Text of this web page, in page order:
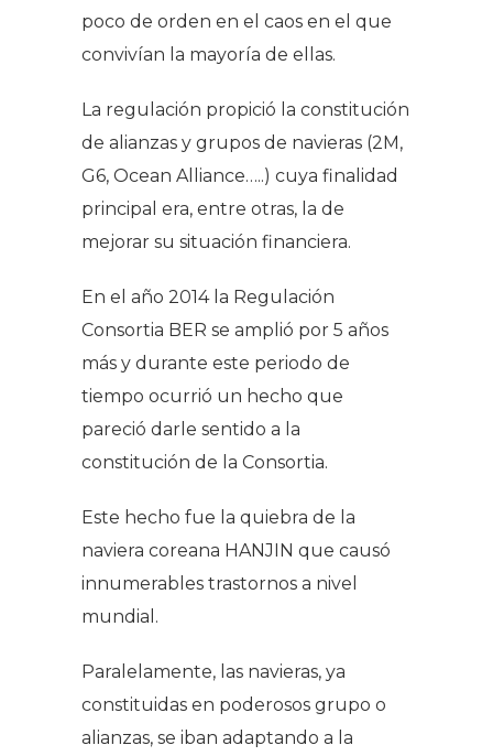
poco de orden en el caos en el que
convivían la mayoría de ellas.
La regulación propició la constitución
de alianzas y grupos de navieras (2M,
G6, Ocean Alliance…..) cuya finalidad
principal era, entre otras, la de
mejorar su situación financiera.
En el año 2014 la Regulación
Consortia BER se amplió por 5 años
más y durante este periodo de
tiempo ocurrió un hecho que
pareció darle sentido a la
constitución de la Consortia.
Este hecho fue la quiebra de la
naviera coreana HANJIN que causó
innumerables trastornos a nivel
mundial.
Paralelamente, las navieras, ya
constituidas en poderosos grupo o
alianzas, se iban adaptando a la